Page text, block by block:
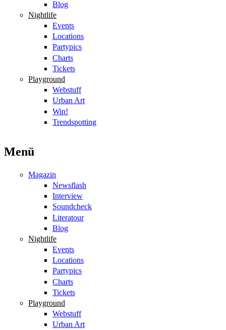
Blog
Nightlife
Events
Locations
Partypics
Charts
Tickets
Playground
Webstuff
Urban Art
Win!
Trendspotting
Menü
Magazin
Newsflash
Interview
Soundcheck
Literatour
Blog
Nightlife
Events
Locations
Partypics
Charts
Tickets
Playground
Webstuff
Urban Art